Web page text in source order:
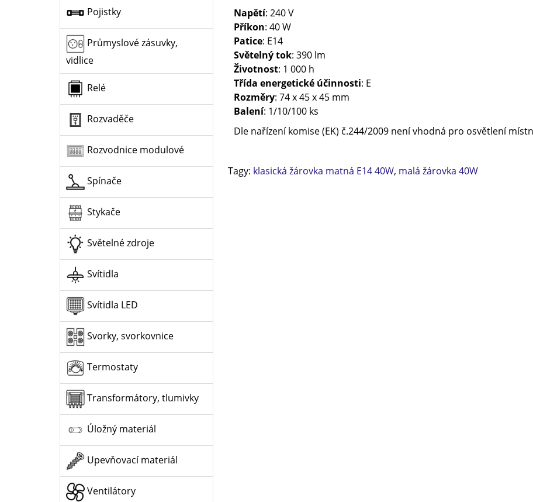
Pojistky
Průmyslové zásuvky,
vidlice
Relé
Rozvaděče
Rozvodnice modulové
Spínače
Stykače
Světelné zdroje
Svítidla
Svítidla LED
Svorky, svorkovnice
Termostaty
Transformátory, tlumivky
Úložný materiál
Upevňovací materiál
Ventilátory
Napětí: 240 V
Příkon: 40 W
Patice: E14
Světelný tok: 390 lm
Životnost: 1 000 h
Třída energetické účinnosti: E
Rozměry: 74 x 45 x 45 mm
Balení: 1/10/100 ks
Dle nařízení komise (EK) č.244/2009 není vhodná pro osvětlení
Tagy: klasická žárovka matná E14 40W, malá žárovka 40W